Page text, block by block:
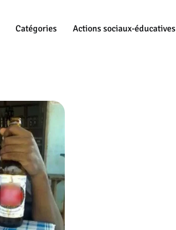
Catégories Actions sociaux-éducatives